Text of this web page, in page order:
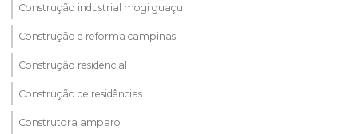
Construção industrial mogi guaçu
Construção e reforma campinas
Construção residencial
Construção de residências
Construtora amparo